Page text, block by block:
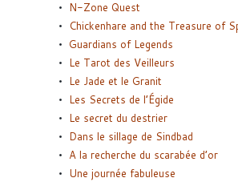
N-Zone Quest
Chickenhare and the Treasure of
Guardians of Legends
Le Tarot des Veilleurs
Le Jade et le Granit
Les Secrets de l’Égide
Le secret du destrier
Dans le sillage de Sindbad
A la recherche du scarabée d’or
Une journée fabuleuse